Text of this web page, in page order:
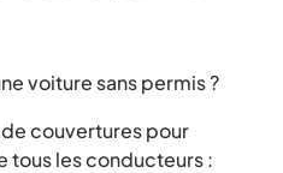
voiture sans permis ?
couvertures pour
tous les conducteurs :